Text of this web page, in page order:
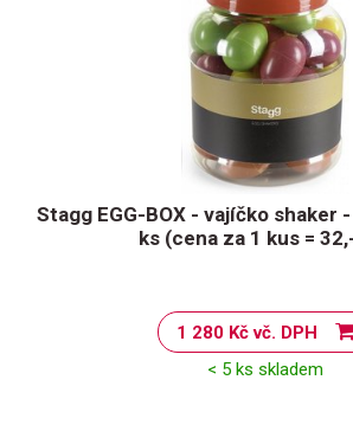
Stagg EGG-BOX - vajíčko shaker
ks (cena za 1 kus =
1 280 Kč vč. DPH
< 5 ks skladem